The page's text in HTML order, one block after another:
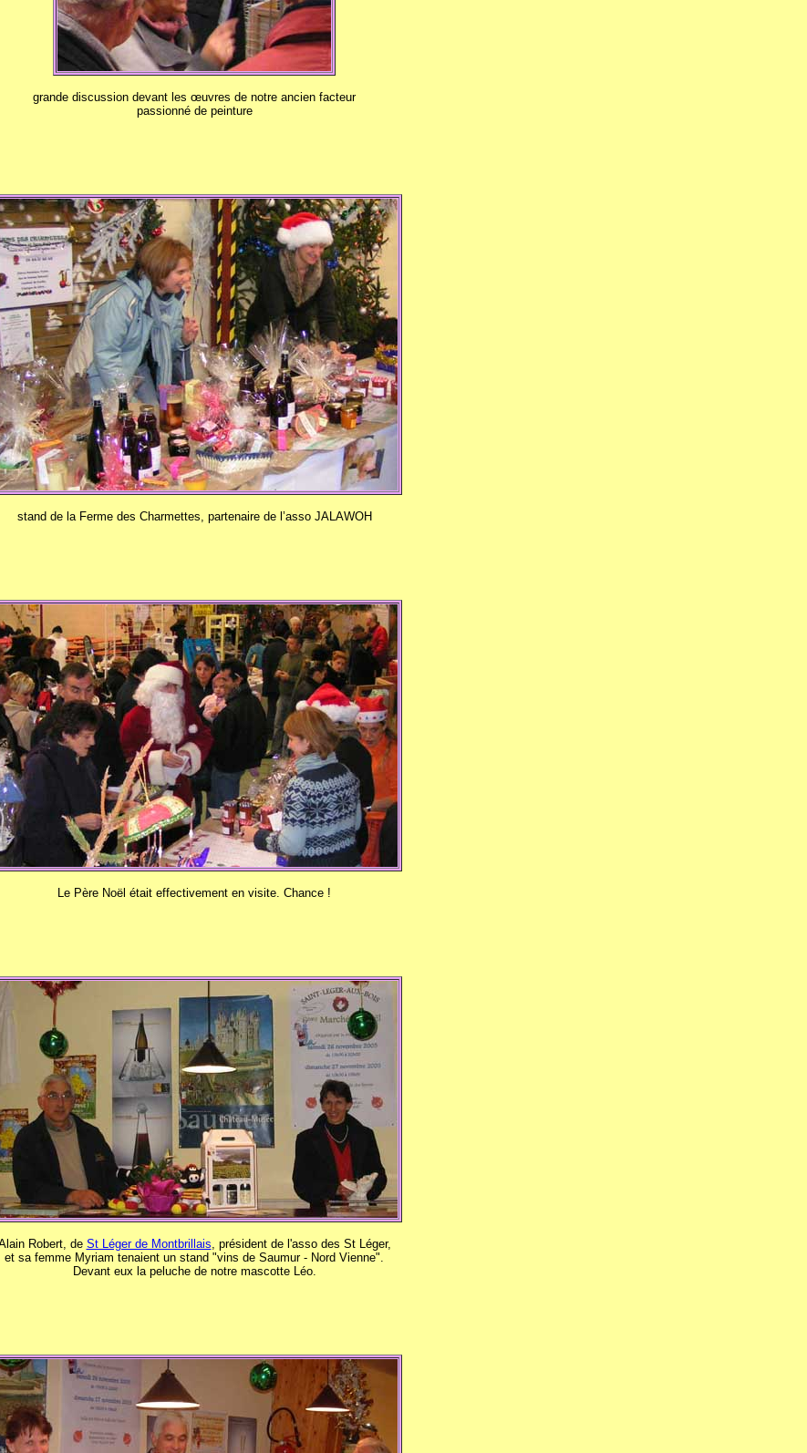
grande discussion devant les œuvres de notre ancien facteur
passionné de peinture
stand de la Ferme des Charmettes, partenaire de l’asso JALAWOH
Le Père Noël était effectivement en visite. Chance !
Robert, de St Léger de Montbrillais, président de l'asso des St Léger,
et sa femme Myriam tenaient un stand "vins de Saumur - Nord Vienne".
Devant eux la peluche de notre mascotte Léo.